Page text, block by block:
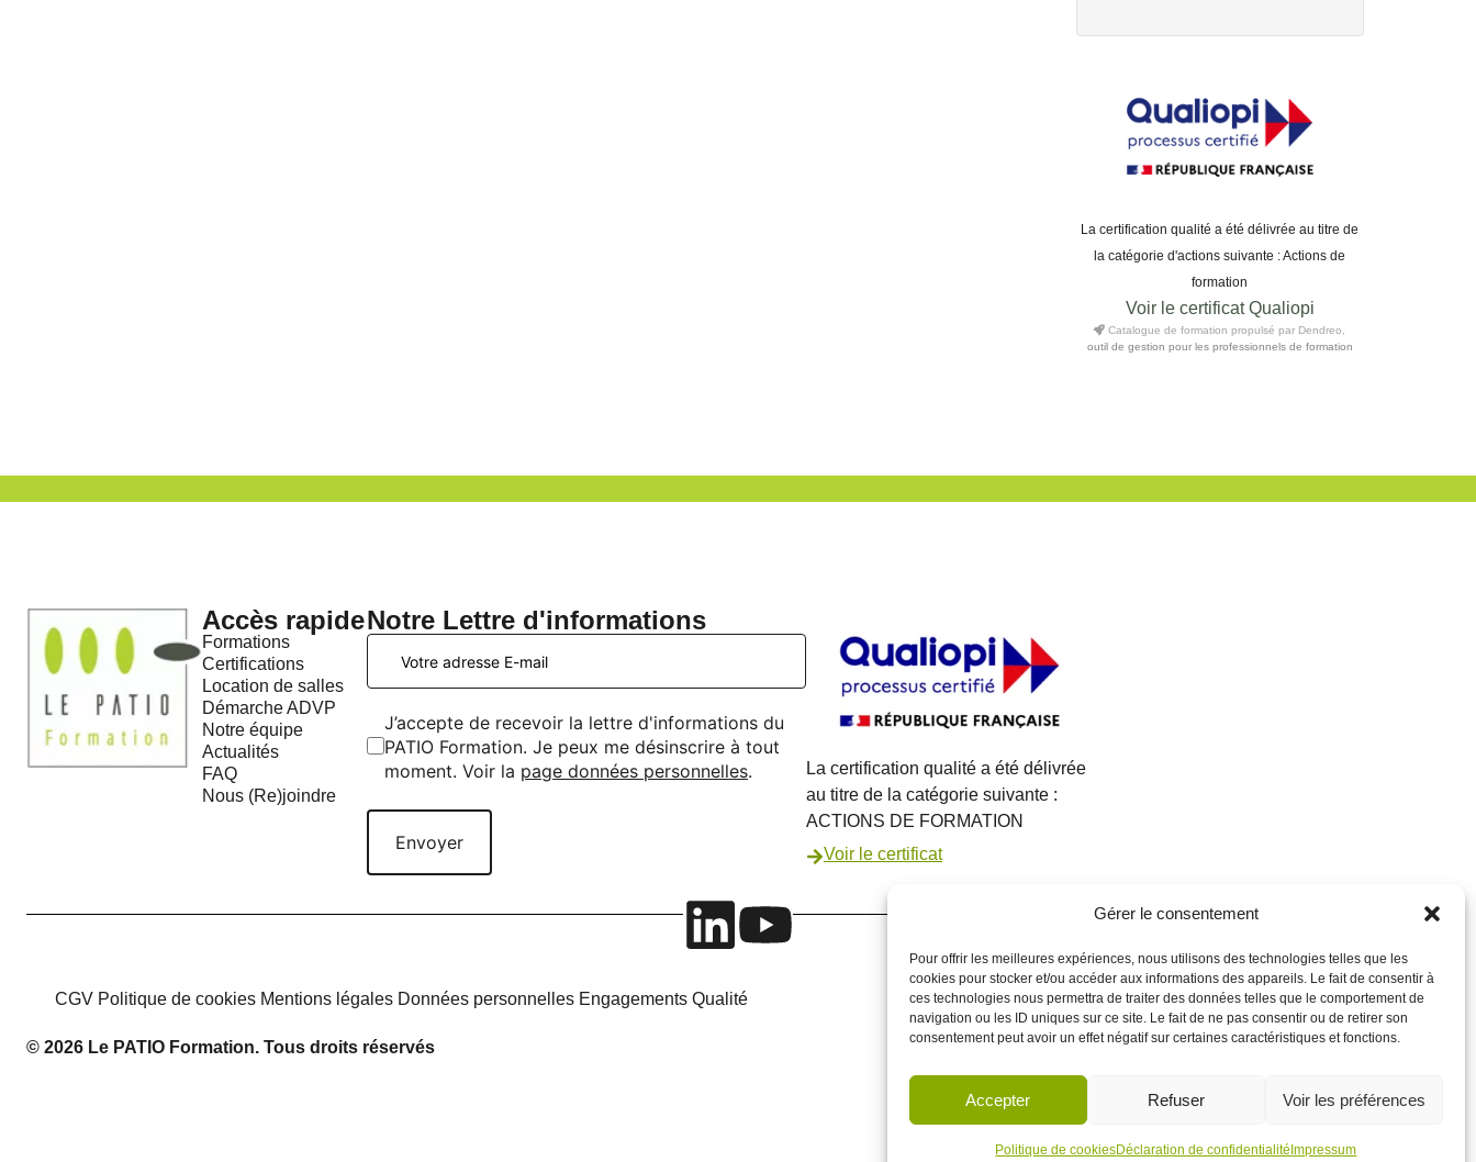
Gérer le consentement
Pour offrir les meilleures expériences, nous utilisons des technologies telles que les
cookies pour stocker et/ou accéder aux informations des appareils. Le fait de consentir à
ces technologies nous permettra de traiter des données telles que le comportement de
navigation ou les ID uniques sur ce site. Le fait de ne pas consentir ou de retirer son
consentement peut avoir un effet négatif sur certaines caractéristiques et fonctions.
Accepter Refuser Voir les préférences
Politique de cookiesDéclaration de confidentialité Impressum
La certification qualité a été délivrée au titre de
la catégorie d'actions suivante : Actions de
formation
Voir le certificat Qualiopi
Catalogue de formation propulsé par Dendreo,
outil de gestion pour les professionnels de formation
Accès rapide
Formations
Certifications
Location de salles
Démarche ADVP
Notre équipe
Actualités
FAQ
Nous (Re)joindre
Notre Lettre d'informations
J’accepte de recevoir la lettre d'informations du
PATIO Formation. Je peux me désinscrire à tout
moment. Voir la page données personnelles.
La certification qualité a été délivrée
au titre de la catégorie suivante :
ACTIONS DE FORMATION
Voir le certificat
CGV Politique de cookies Mentions légales Données personnelles Engagements Qualité
© 2026 Le PATIO Formation. Tous droits réservés